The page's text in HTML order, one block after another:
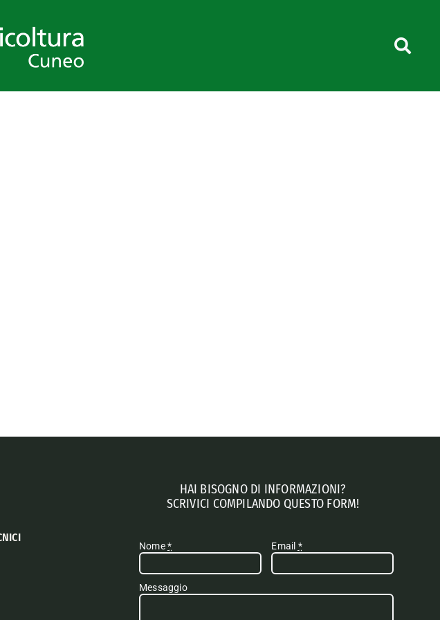
HAI BISOGNO DI INFORMAZIONI?
SCRIVICI COMPILANDO QUESTO FORM!
Nome* Email *
Messaggio